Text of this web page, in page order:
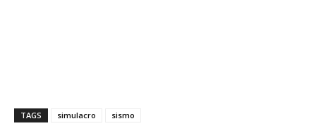
TAGS simulacro sismo